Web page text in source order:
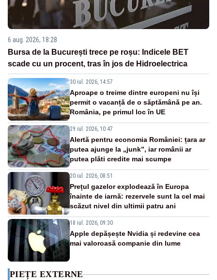
6 aug. 2026, 18:28
Bursa de la București trece pe roșu: Indicele BET
scade cu un procent, tras în jos de Hidroelectrica
30 iul. 2026, 14:57
Aproape o treime dintre europeni nu își
permit o vacanță de o săptămână pe an.
România, pe primul loc în UE
29 iul. 2026, 10:47
Alertă pentru economia României: țara ar
putea ajunge la „junk”, iar românii ar
putea plăti credite mai scumpe
20 iul. 2026, 08:51
Prețul gazelor explodează în Europa
înainte de iarnă: rezervele sunt la cel mai
scăzut nivel din ultimii patru ani
18 iul. 2026, 09:30
Apple depășește Nvidia și redevine cea
mai valoroasă companie din lume
PIEȚE EXTERNE